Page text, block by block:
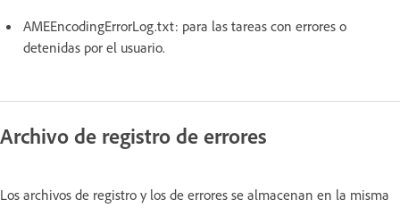
AMEEncodingErrorLog.txt: para las tareas con errores o
detenidas por el usuario.
Archivo de registro de errores
Los archivos de registro y los de errores se almacenan en la misma